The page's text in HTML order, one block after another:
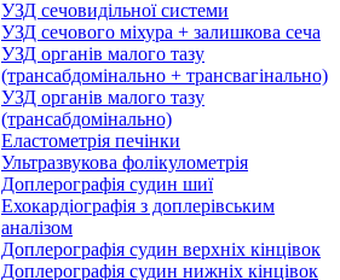
УЗД сечовидільної системи
УЗД сечового міхура + залишкова сеча
УЗД органів малого тазу
(трансабдомінально + трансвагінально)
УЗД органів малого тазу
(трансабдомінально)
Еластометрія печінки
Ультразвукова фолікулометрія
Доплерографія судин шиї
Ехокардіографія з доплерівським
аналізом
Доплерографія судин верхніх кінцівок
Доплерографія судин нижніх кінцівок